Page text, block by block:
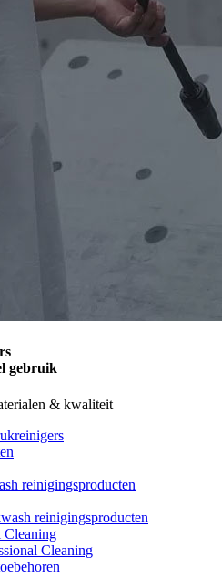
gebruik
& kwaliteit
reinigingsproducten
reinigingsproducten
Cleaning
Cleaning